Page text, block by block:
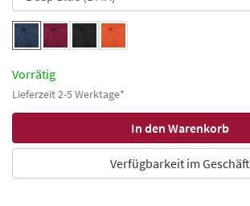
Vorrätig
Lieferzeit 2-5 Werktage*
Verfügbarkeit im Geschäft